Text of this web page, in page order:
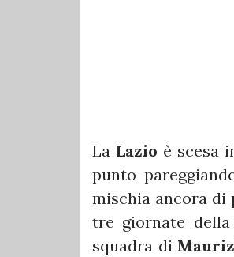
La Lazio è scesa
punto
mischia ancora di
tre giornate
squadra di